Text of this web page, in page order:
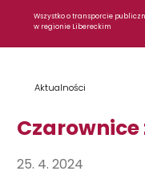
Wszystko o transporcie
w regionie Libereckim
Aktualności
Czarownice
25. 4. 2024